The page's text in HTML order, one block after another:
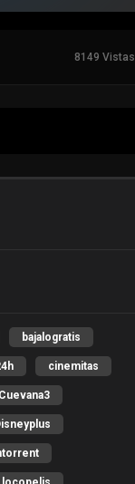
8149 Vistas
bajalogratis
cinemitas
Cuevana3